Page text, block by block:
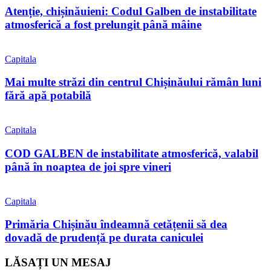
Atenție, chișinăuieni: Codul Galben de instabilitate
atmosferică a fost prelungit până mâine
Capitala
Mai multe străzi din centrul Chișinăului rămân luni
fără apă potabilă
Capitala
COD GALBEN de instabilitate atmosferică, valabil
până în noaptea de joi spre vineri
Capitala
Primăria Chișinău îndeamnă cetățenii să dea
dovadă de prudență pe durata caniculei
LĂSAȚI UN MESAJ